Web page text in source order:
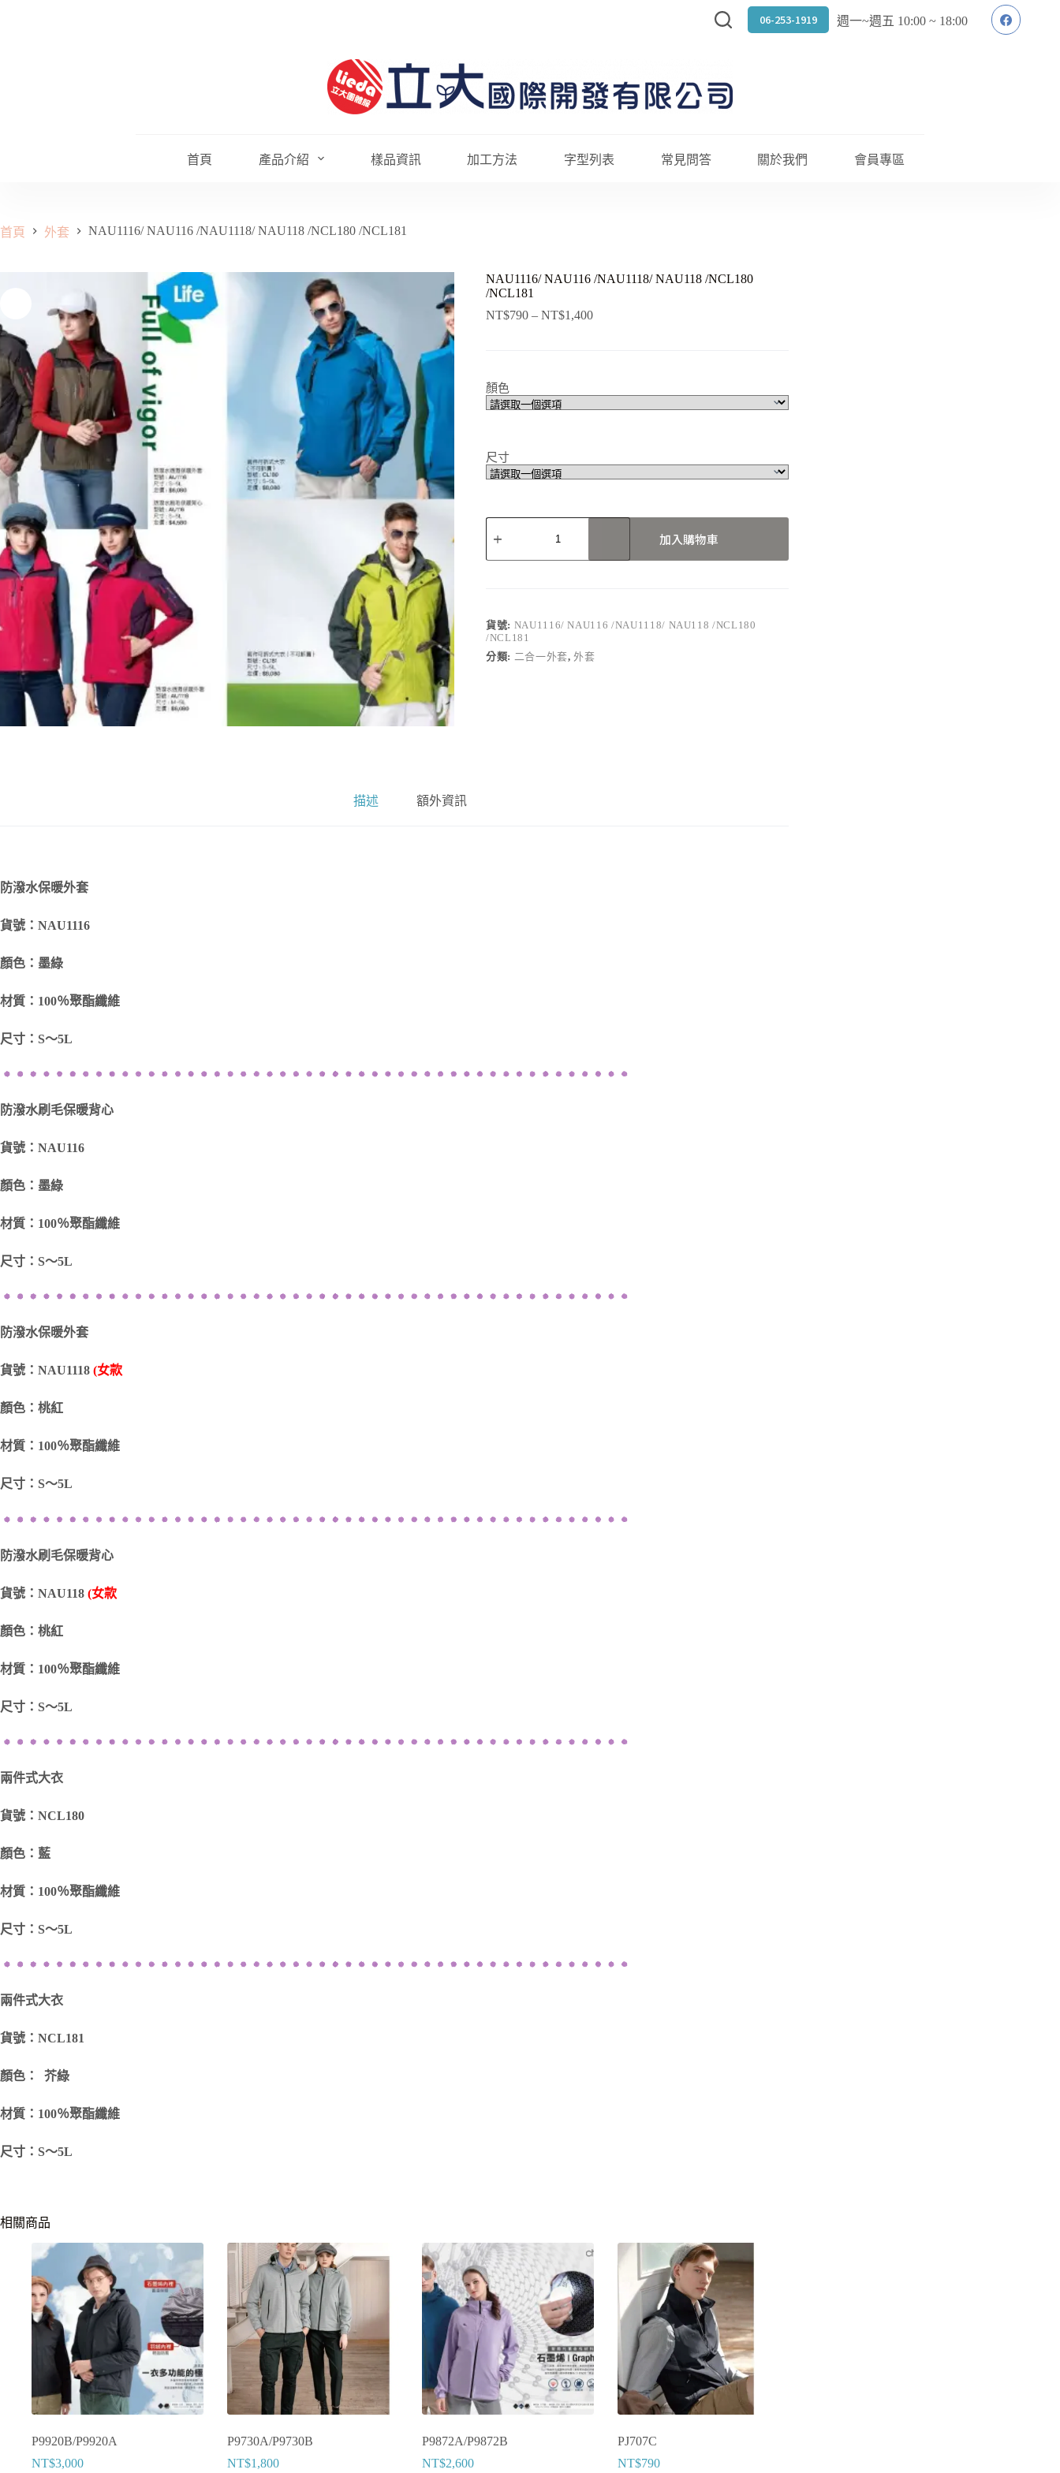
06-253-1919 週一~週五 10:00 ~ 18:00
首頁 產品介紹 樣品資訊 加工方法 字型列表 常見問答 關於我們 會員專區
首頁 外套 NAU1116/ NAU116 /NAU1118/ NAU118 /NCL180 /NCL181
NAU1116/ NAU116 /NAU1118/ NAU118 /NCL180
/NCL181
NT$790 – NT$1,400
顏色
尺寸
NAU1116/
NAU116
NAU118
量
加入購物車
貨號: NAU1116/ NAU116 /NAU1118/ NAU118 /NCL180
/NCL181
分類: 二合一外套, 外套
描述 額外資訊
防潑水保暖外套
貨號：NAU1116
顏色：墨綠
材質：100％聚酯纖維
尺寸：S～5L
防潑水刷毛保暖背心
貨號：NAU116
顏色：墨綠
材質：100％聚酯纖維
尺寸：S～5L
防潑水保暖外套
貨號：NAU1118 (女款
顏色：桃紅
材質：100％聚酯纖維
尺寸：S～5L
防潑水刷毛保暖背心
貨號：NAU118 (女款
顏色：桃紅
材質：100％聚酯纖維
尺寸：S～5L
兩件式大衣
貨號：NCL180
顏色：藍
材質：100％聚酯纖維
尺寸：S～5L
兩件式大衣
貨號：NCL181
顏色： 芥綠
材質：100％聚酯纖維
尺寸：S～5L
相關商品
P9920B/P9920A
NT$3,000
P9730A/P9730B
NT$1,800
P9872A/P9872B
NT$2,600
PJ707C
NT$790